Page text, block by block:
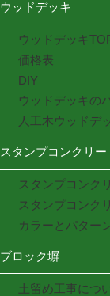
ウッドデッキ
ウッドデッキ
価格表
DIY
ウッドデッキの
人工木ウッドデ
スタンプコンクリー
スタンプコンク
スタンプコンク
カラーとパター
ブロック塀
土留め工事につ